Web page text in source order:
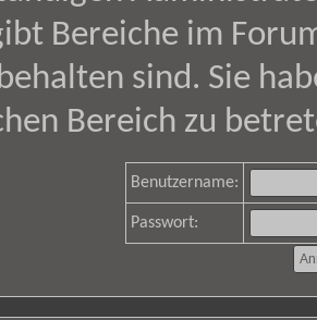
Bereiche im
sind. Sie
Bereich zu
Benutzername:
Passwort: